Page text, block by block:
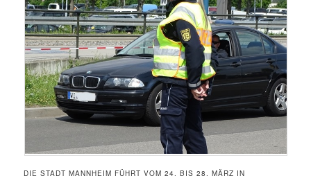
DIE STADT MANNHEIM FÜHRT VOM 24. BIS 28. MÄRZ IN